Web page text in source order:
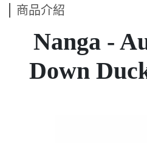
商品介紹
Nanga -
Down